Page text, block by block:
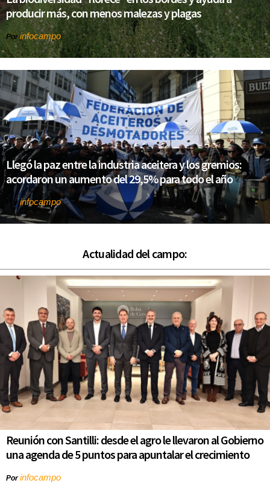
producir más, con menos malezas y plagas
Porinfocampo
Llegó la paz entre la industria aceitera y los gremios:
acordaron un aumento del 29,5% para todo el año
Porinfocampo
Actualidad del campo:
Reunión con Santilli: desde el agro le llevaron al Gobierno
una agenda de 5 puntos para apuntalar el crecimiento
Porinfocampo